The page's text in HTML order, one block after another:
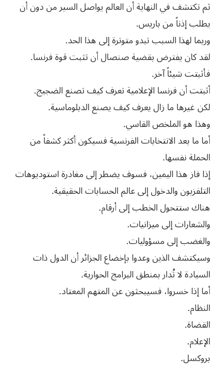
ثم تكتشف في النهاية أن العالم يواصل السير من دون أن
يطلب إذناً من باريس.
وربما لهذا السبب تبدو متوترة إلى هذا الحد.
لقد كان يفترض بقضية صنصال أن تثبت قوة فرنسا.
فأثبتت شيئاً آخر.
أثبتت أن فرنسا الإعلامية تعرف كيف تصنع الضجيج.
لكن غيرها ما زال يعرف كيف يصنع الدبلوماسية.
وهذا هو الملخص القاسي.
أما ما بعد الانتخابات الفرنسية فسيكون أكثر كشفاً من
الحملة نفسها.
إذا فاز هذا اليمين، فسوف يضطر إلى مغادرة استوديوهات
التلفزيون والدخول إلى عالم الحسابات الحقيقية.
هناك ستتحول الخطب إلى أرقام.
والشعارات إلى ميزانيات.
والغضب إلى مسؤوليات.
وسيكتشف الذين وعدوا بإخضاع الجزائر أن الدول ذات
السيادة لا تُدار بمنطق البرامج الحوارية.
أما إذا خسروا، فسيبحثون عن المتهم المعتاد.
النظام.
القضاة.
الإعلام.
بروكسل.